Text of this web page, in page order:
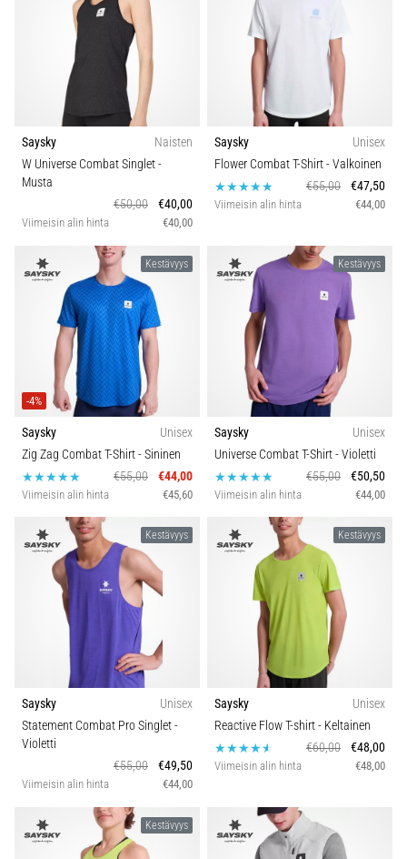
Saysky
Naisten
W Universe Combat Singlet-
Musta
€50,00
€40,00
Viimeisin alin hinta €40,00
Saysky
Unisex
Flower Combat T-Shirt- Valkoinen
€55,00
€47,50
Viimeisin alin hinta €44,00
Kestävyys
-4%
Saysky
Unisex
Zig Zag Combat T-Shirt- Sininen
€55,00
€44,00
Viimeisin alin hinta €45,60
Kestävyys
Saysky
Unisex
Universe Combat T-Shirt- Violetti
€55,00
€50,50
Viimeisin alin hinta €44,00
Kestävyys
Saysky
Unisex
Statement Combat Pro Singlet-
Violetti
€55,00
€49,50
Viimeisin alin hinta €44,00
Kestävyys
Saysky
Unisex
Reactive Flow T-shirt- Keltainen
€60,00
€48,00
Viimeisin alin hinta €48,00
Kestävyys